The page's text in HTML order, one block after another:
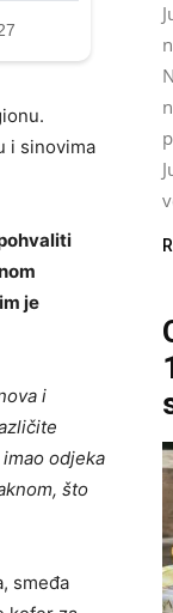
i sinovima
je
i
odjeka
što
smeđa